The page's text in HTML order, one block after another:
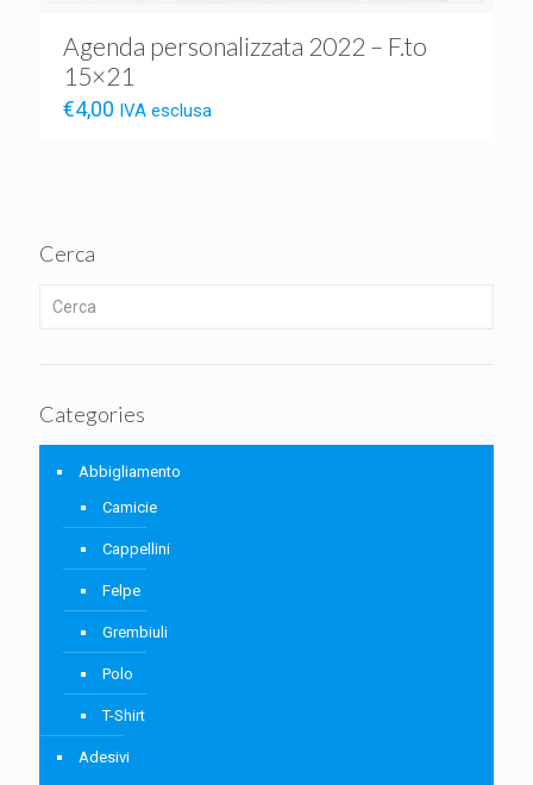
Agenda personalizzata 2022 – F.to
15×21
€4,00 IVA esclusa
Cerca
Categories
Abbigliamento
Camicie
Cappellini
Felpe
Grembiuli
Polo
T-Shirt
Adesivi